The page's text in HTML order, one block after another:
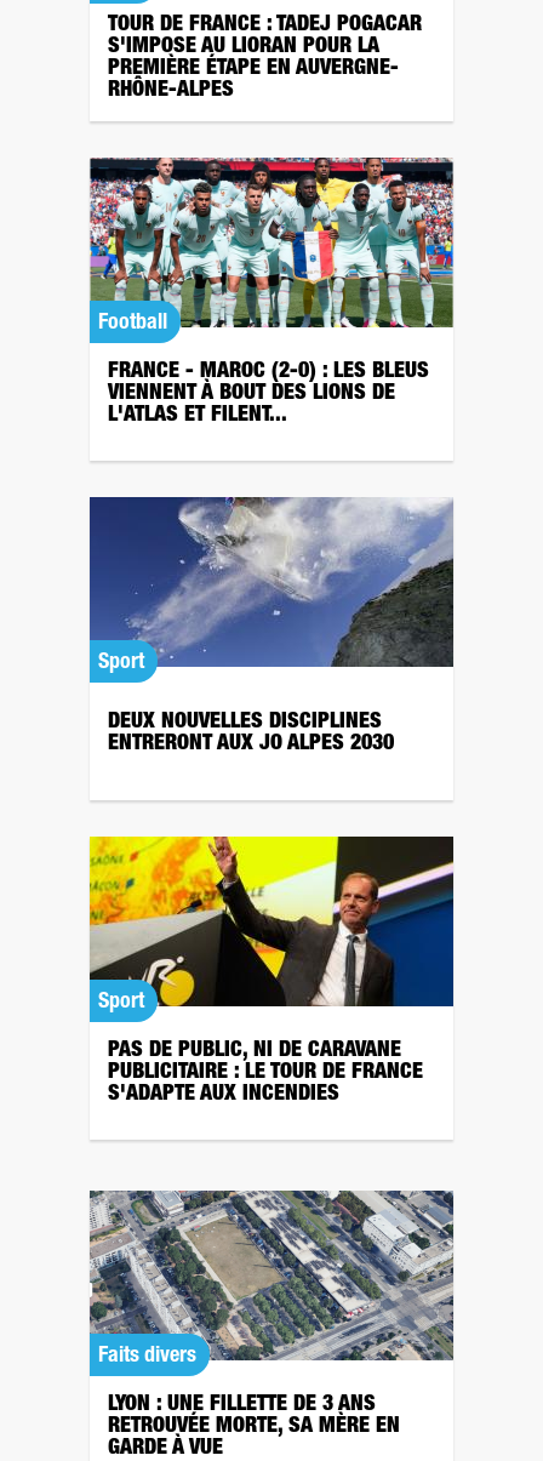
TOUR DE FRANCE : TADEJ POGACAR
S'IMPOSE AU LIORAN POUR LA
PREMIÈRE ÉTAPE EN AUVERGNE-
RHÔNE-ALPES
Football
FRANCE - MAROC (2-0) : LES BLEUS
VIENNENT À BOUT DES LIONS DE
L'ATLAS ET FILENT...
Sport
DEUX NOUVELLES DISCIPLINES
ENTRERONT AUX JO ALPES 2030
Sport
PAS DE PUBLIC, NI DE CARAVANE
PUBLICITAIRE : LE TOUR DE FRANCE
S'ADAPTE AUX INCENDIES
Faits divers
LYON : UNE FILLETTE DE 3 ANS
RETROUVÉE MORTE, SA MÈRE EN
GARDE À VUE